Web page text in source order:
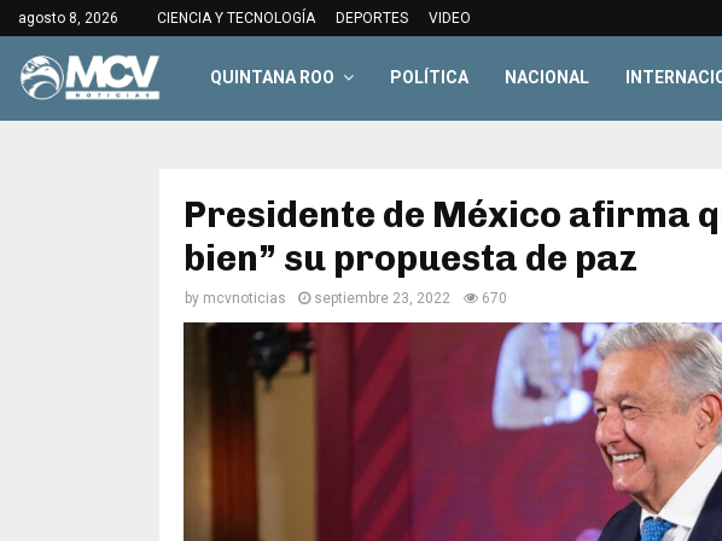
agosto 8, 2026 CIENCIA Y TECNOLOGÍA DEPORTES VIDEO
QUINTANA ROO POLÍTICA NACIONAL
​​Presidente de México afirma
bien” su propuesta de paz
by mcvnoticias septiembre 23, 2022 670